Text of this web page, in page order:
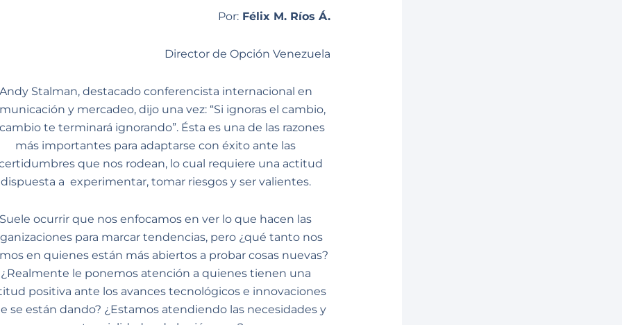
Por: Félix M. Ríos Á.
Director de Opción Venezuela
Andy Stalman, destacado conferencista internacional en
y mercadeo, dijo una vez: “Si ignoras el cambio,
te terminará ignorando”. Ésta es una de las razones
más importantes para adaptarse con éxito ante las
que nos rodean, lo cual requiere una actitud
dispuesta a experimentar, tomar riesgos y ser valientes.
Suele ocurrir que nos enfocamos en ver lo que hacen las
para marcar tendencias, pero ¿qué tanto nos
en quienes están más abiertos a probar cosas nuevas?
¿Realmente le ponemos atención a quienes tienen una
positiva ante los avances tecnológicos e innovaciones
se están dando? ¿Estamos atendiendo las necesidades y